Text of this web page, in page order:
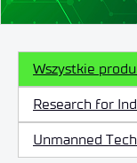
Wszystkie
Research for
Unmanned